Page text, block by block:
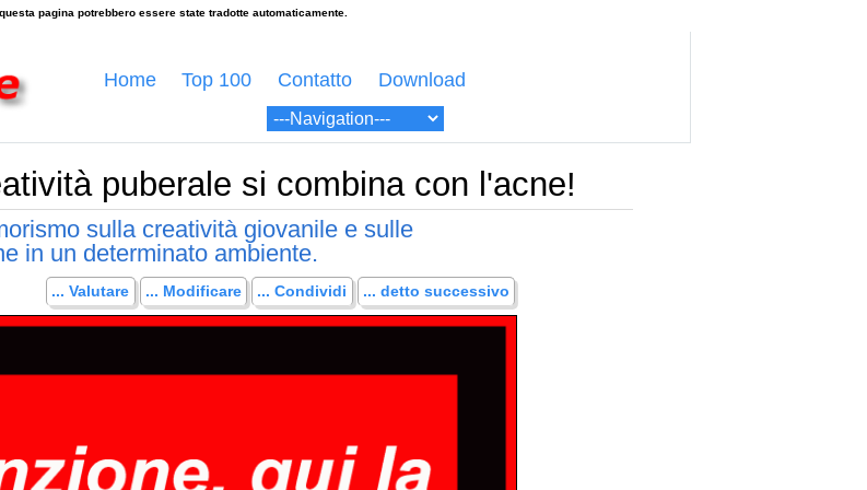
Home Top 100 Contatto Download
puberale si combina con l'acne!
sulla creatività giovanile e sulle
in un determinato ambiente.
... Valutare ... Modificare ... Condividi ... detto successivo